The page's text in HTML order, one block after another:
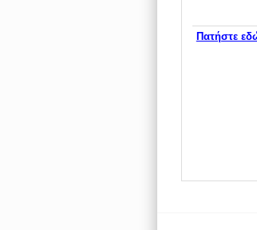
Πατήστε